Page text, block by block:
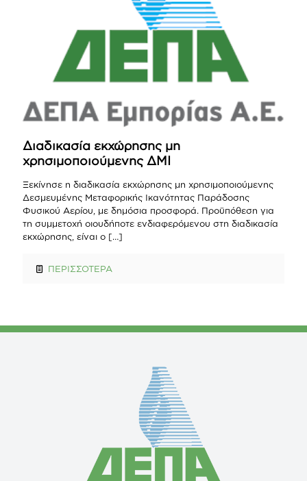
Διαδικασία εκχώρησης μη
χρησιμοποιούμενης ΔΜΙ
Ξεκίνησε η διαδικασία εκχώρησης μη χρησιμοποιούμενης
Δεσμευμένης Μεταφορικής Ικανότητας Παράδοσης
Φυσικού Αερίου, με δημόσια προσφορά. Προϋπόθεση για
τη συμμετοχή οιουδήποτε ενδιαφερόμενου στη διαδικασία
εκχώρησης, είναι ο […]
ΠΕΡΙΣΣΟΤΕΡΑ